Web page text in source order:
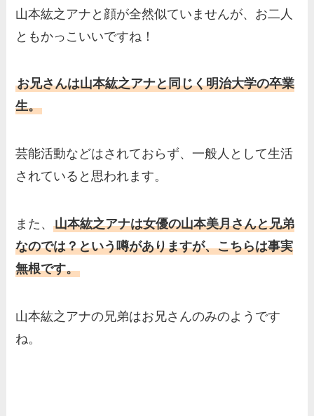
山本紘之アナと顔が全然似ていませんが、お二人
ともかっこいいですね！
お兄さんは山本紘之アナと同じく明治大学の卒業
生。
芸能活動などはされておらず、一般人として生活
されていると思われます。
また、山本紘之アナは女優の山本美月さんと兄弟
なのでは？という噂がありますが、こちらは事実
無根です。
山本紘之アナの兄弟はお兄さんのみのようです
ね。